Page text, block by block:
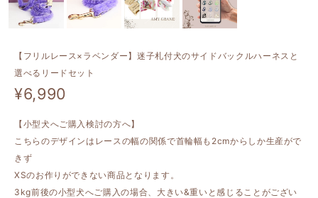
【フリルレース×ラベンダー】迷子札付犬のサイドバックルハーネスと
選べるリードセット
¥6,990
【小型犬へご購入検討の方へ】
こちらのデザインはレースの幅の関係で首輪幅も2cmからしか生産がで
きず
XSのお作りができない商品となります。
3kg前後の小型犬へご購入の場合、大きい&重いと感じることがござい